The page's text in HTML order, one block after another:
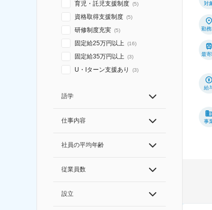
育児・託児支援制度 (5)
資格取得支援制度 (5)
研修制度充実 (5)
固定給25万円以上 (16)
固定給35万円以上 (3)
U・Iターン支援あり (3)
語学
仕事内容
社員の平均年齢
従業員数
設立
対
勤
最寄
給
事